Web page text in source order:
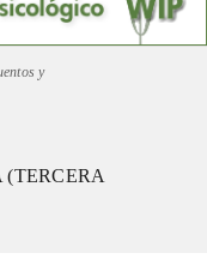
y
(TERCERA